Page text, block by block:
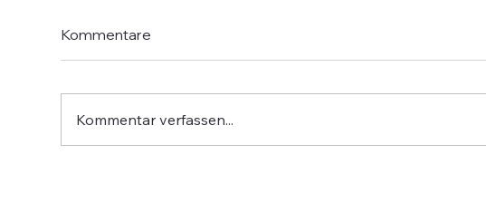
Ankommen im Körper
Kommentare
Kommentar verfassen...